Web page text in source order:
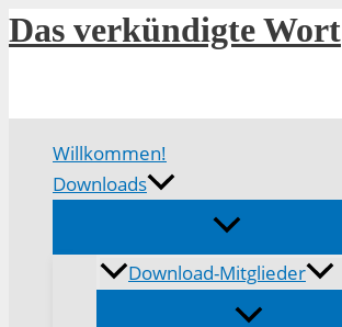
Zum
Inhalt
Das verkündigte Wort
Willkommen!
Downloads
Download-Mitglieder